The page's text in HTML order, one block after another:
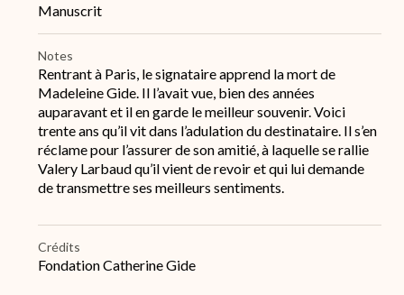
Manuscrit
Notes
Rentrant à Paris, le signataire apprend la mort de
Madeleine Gide. Il l’avait vue, bien des années
auparavant et il en garde le meilleur souvenir. Voici
trente ans qu’il vit dans l’adulation du destinataire. Il s’en
réclame pour l’assurer de son amitié, à laquelle se rallie
Valery Larbaud qu’il vient de revoir et qui lui demande
de transmettre ses meilleurs sentiments.
Crédits
Fondation Catherine Gide